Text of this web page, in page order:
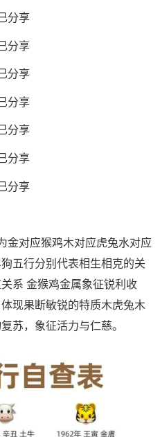
分享
分享
分享
分享
分享
分享
分享
金对应猴鸡木对应虎兔水对应
五行分别代表相生相克的关
系 金猴鸡金属象征锐利收
现果断敏锐的特质木虎兔木
苏，象征活力与仁慈。